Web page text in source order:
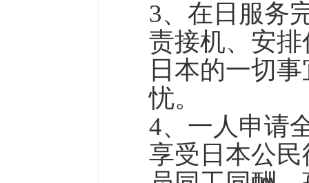
3、在日服务
责接机、安
日本的一切
忧。
4、一人申请
享受日本公